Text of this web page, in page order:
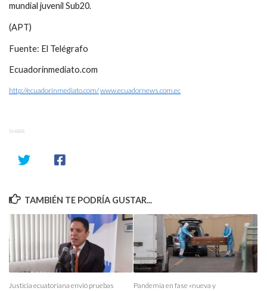
mundial juvenil Sub20.
(APT)
Fuente: El Telégrafo
Ecuadorinmediato.com
http://ecuadorinmediato.com/www.ecuadornews.com.ec
SHARE
TAMBIÉN TE PODRÍA GUSTAR...
Justicia ecuatoriana envió pruebas
Pandemia en fase «nueva y